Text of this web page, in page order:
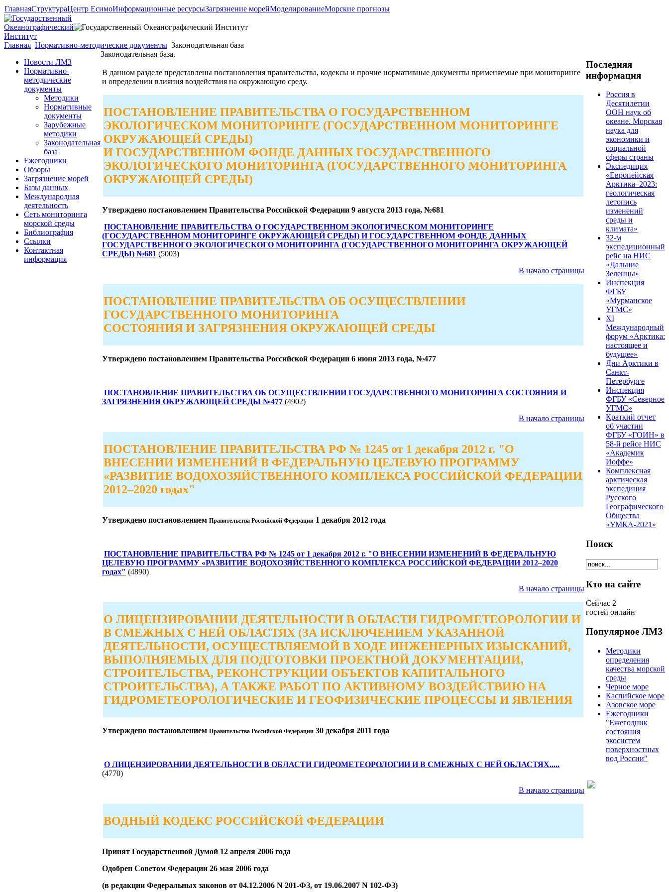
ГлавнаяСтруктураЦентр ЕсимоИнформационные ресурсыЗагрязнение морейМоделированиеМорские прогнозы
Главная Нормативно-методические документы Законодательная база
Новости ЛМЗ
Нормативно-
методические
документы
Методики
Нормативные
документы
Зарубежные
методики
Законодательная
база
Ежегодники
Обзоры
Загрязнение морей
Базы данных
Международная
деятельность
Сеть мониторинга
морской среды
Библиография
Ссылки
Контактная
информация
Законодательная база.
В данном разделе представлены постановления правительства, кодексы и прочие нормативные документы применяемые при мониторинге
и определении влияния воздействия на окружающую среду.
ПОСТАНОВЛЕНИЕ ПРАВИТЕЛЬСТВА О ГОСУДАРСТВЕННОМ
ЭКОЛОГИЧЕСКОМ МОНИТОРИНГЕ (ГОСУДАРСТВЕННОМ МОНИТОРИНГЕ
ОКРУЖАЮЩЕЙ СРЕДЫ)
И ГОСУДАРСТВЕННОМ ФОНДЕ ДАННЫХ ГОСУДАРСТВЕННОГО
ЭКОЛОГИЧЕСКОГО МОНИТОРИНГА (ГОСУДАРСТВЕННОГО МОНИТОРИНГА
ОКРУЖАЮЩЕЙ СРЕДЫ)
Утверждено постановлением Правительства Российской Федерации 9 августа 2013 года, №681
ПОСТАНОВЛЕНИЕ ПРАВИТЕЛЬСТВА О ГОСУДАРСТВЕННОМ ЭКОЛОГИЧЕСКОМ МОНИТОРИНГЕ
(ГОСУДАРСТВЕННОМ МОНИТОРИНГЕ ОКРУЖАЮЩЕЙ СРЕДЫ) И ГОСУДАРСТВЕННОМ ФОНДЕ ДАННЫХ
ГОСУДАРСТВЕННОГО ЭКОЛОГИЧЕСКОГО МОНИТОРИНГА (ГОСУДАРСТВЕННОГО МОНИТОРИНГА ОКРУЖАЮЩЕЙ
СРЕДЫ) №681 (5003)
В начало страницы
ПОСТАНОВЛЕНИЕ ПРАВИТЕЛЬСТВА ОБ ОСУЩЕСТВЛЕНИИ
ГОСУДАРСТВЕННОГО МОНИТОРИНГА
СОСТОЯНИЯ И ЗАГРЯЗНЕНИЯ ОКРУЖАЮЩЕЙ СРЕДЫ
Утверждено постановлением Правительства Российской Федерации 6 июня 2013 года, №477
ПОСТАНОВЛЕНИЕ ПРАВИТЕЛЬСТВА ОБ ОСУЩЕСТВЛЕНИИ ГОСУДАРСТВЕННОГО МОНИТОРИНГА СОСТОЯНИЯ И
ЗАГРЯЗНЕНИЯ ОКРУЖАЮЩЕЙ СРЕДЫ №477 (4902)
В начало страницы
ПОСТАНОВЛЕНИЕ ПРАВИТЕЛЬСТВА РФ № 1245 от 1 декабря 2012 г. "О
ВНЕСЕНИИ ИЗМЕНЕНИЙ В ФЕДЕРАЛЬНУЮ ЦЕЛЕВУЮ ПРОГРАММУ
«РАЗВИТИЕ ВОДОХОЗЯЙСТВЕННОГО КОМПЛЕКСА РОССИЙСКОЙ ФЕДЕРАЦИИ
2012–2020 годах"
Утверждено постановлением Правительства Российской Федерации 1 декабря 2012 года
ПОСТАНОВЛЕНИЕ ПРАВИТЕЛЬСТВА РФ № 1245 от 1 декабря 2012 г. "О ВНЕСЕНИИ ИЗМЕНЕНИЙ В ФЕДЕРАЛЬНУЮ
ЦЕЛЕВУЮ ПРОГРАММУ «РАЗВИТИЕ ВОДОХОЗЯЙСТВЕННОГО КОМПЛЕКСА РОССИЙСКОЙ ФЕДЕРАЦИИ 2012–2020
годах" (4890)
В начало страницы
О ЛИЦЕНЗИРОВАНИИ ДЕЯТЕЛЬНОСТИ В ОБЛАСТИ ГИДРОМЕТЕОРОЛОГИИ И
В СМЕЖНЫХ С НЕЙ ОБЛАСТЯХ (ЗА ИСКЛЮЧЕНИЕМ УКАЗАННОЙ
ДЕЯТЕЛЬНОСТИ, ОСУЩЕСТВЛЯЕМОЙ В ХОДЕ ИНЖЕНЕРНЫХ ИЗЫСКАНИЙ,
ВЫПОЛНЯЕМЫХ ДЛЯ ПОДГОТОВКИ ПРОЕКТНОЙ ДОКУМЕНТАЦИИ,
СТРОИТЕЛЬСТВА, РЕКОНСТРУКЦИИ ОБЪЕКТОВ КАПИТАЛЬНОГО
СТРОИТЕЛЬСТВА), А ТАКЖЕ РАБОТ ПО АКТИВНОМУ ВОЗДЕЙСТВИЮ НА
ГИДРОМЕТЕОРОЛОГИЧЕСКИЕ И ГЕОФИЗИЧЕСКИЕ ПРОЦЕССЫ И ЯВЛЕНИЯ
Утверждено постановлением Правительства Российской Федерации 30 декабря 2011 года
О ЛИЦЕНЗИРОВАНИИ ДЕЯТЕЛЬНОСТИ В ОБЛАСТИ ГИДРОМЕТЕОРОЛОГИИ И В СМЕЖНЫХ С НЕЙ ОБЛАСТЯХ.....
(4770)
В начало страницы
ВОДНЫЙ КОДЕКС РОССИЙСКОЙ ФЕДЕРАЦИИ
Принят Государственной Думой 12 апреля 2006 года
Одобрен Советом Федерации 26 мая 2006 года
(в редакции Федеральных законов от 04.12.2006 N 201-ФЗ, от 19.06.2007 N 102-ФЗ)
Последняя
информация
Россия в
Десятилетии
ООН наук об
океане. Морская
наука для
экономики и
социальной
сферы страны
Экспедиция
«Европейская
Арктика–2023:
геологическая
летопись
изменений
среды и
климата»
32-м
экспедиционный
рейс на НИС
«Дальние
Зеленцы»
Инспекция
ФГБУ
«Мурманское
УГМС»
XI
Международный
форум «Арктика:
настоящее и
будущее»
Дни Арктики в
Санкт-
Петербурге
Инспекция
ФГБУ «Северное
УГМС»
Краткий отчет
об участии
ФГБУ «ГОИН» в
58-й рейсе НИС
«Академик
Иоффе»
Комплексная
арктическая
экспедиция
Русского
Географического
Общества
«УМКА-2021»
Поиск
Кто на сайте
Сейчас 2
гостей онлайн
Популярное ЛМЗ
Методики
определения
качества морской
среды
Черное море
Каспийское море
Азовское море
Ежегодники
"Ежегодник
состояния
экосистем
поверхностных
вод России"